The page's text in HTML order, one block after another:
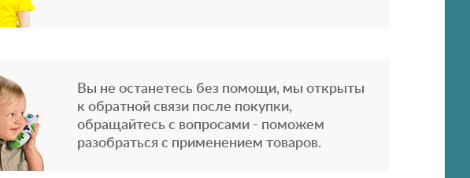
Вы не останетесь без помощи, мы открыты
к обратной связи после покупки,
обращайтесь с вопросами - поможем
разобраться с применением товаров.